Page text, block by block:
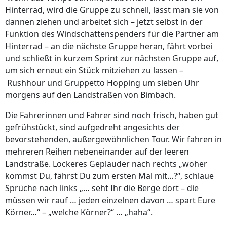
Hinterrad, wird die Gruppe zu schnell, lässt man sie von
dannen ziehen und arbeitet sich – jetzt selbst in der
Funktion des Windschattenspenders für die Partner am
Hinterrad – an die nächste Gruppe heran, fährt vorbei
und schließt in kurzem Sprint zur nächsten Gruppe auf,
um sich erneut ein Stück mitziehen zu lassen –
Rushhour und Gruppetto Hopping um sieben Uhr
morgens auf den Landstraßen von Bimbach.
Die Fahrerinnen und Fahrer sind noch frisch, haben gut
gefrühstückt, sind aufgedreht angesichts der
bevorstehenden, außergewöhnlichen Tour. Wir fahren in
mehreren Reihen nebeneinander auf der leeren
Landstraße. Lockeres Geplauder nach rechts „woher
kommst Du, fährst Du zum ersten Mal mit…?“, schlaue
Sprüche nach links „… seht Ihr die Berge dort – die
müssen wir rauf … jeden einzelnen davon … spart Eure
Körner…“ – „welche Körner?“ … „haha“.